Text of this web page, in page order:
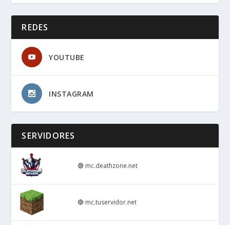
REDES
YOUTUBE
INSTAGRAM
SERVIDORES
🟢 mc.deathzone.net
🔴 mc.tuservidor.net